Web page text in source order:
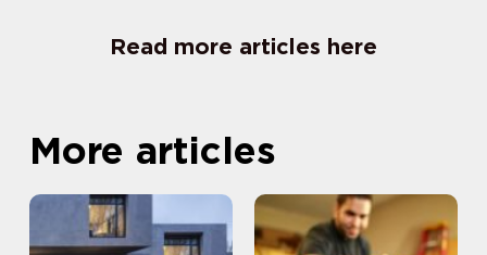
Read more articles here
More articles